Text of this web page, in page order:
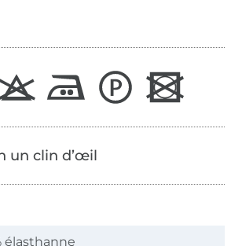
un clin d’œil
élasthanne